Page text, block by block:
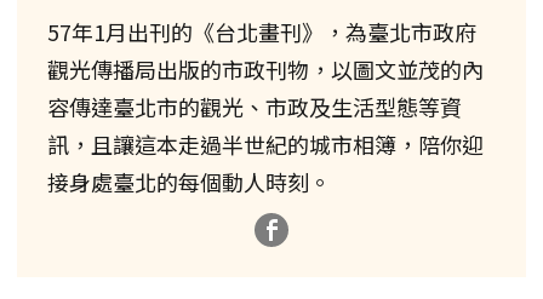
57年1月出刊的《台北畫刊》，為臺北市政府
觀光傳播局出版的市政刊物，以圖文並茂的內
容傳達臺北市的觀光、市政及生活型態等資
訊，且讓這本走過半世紀的城市相簿，陪你迎
接身處臺北的每個動人時刻。